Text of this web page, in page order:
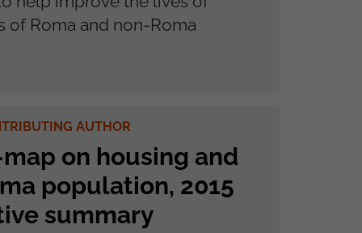
of Roma and non-Roma
AUTHOR
on housing and
population, 2015
summary